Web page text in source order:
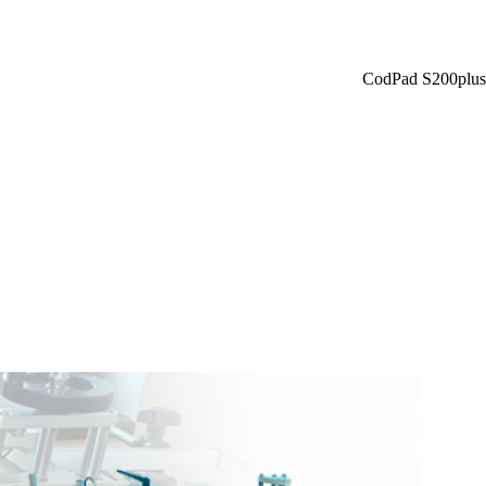
CodPad S200plus